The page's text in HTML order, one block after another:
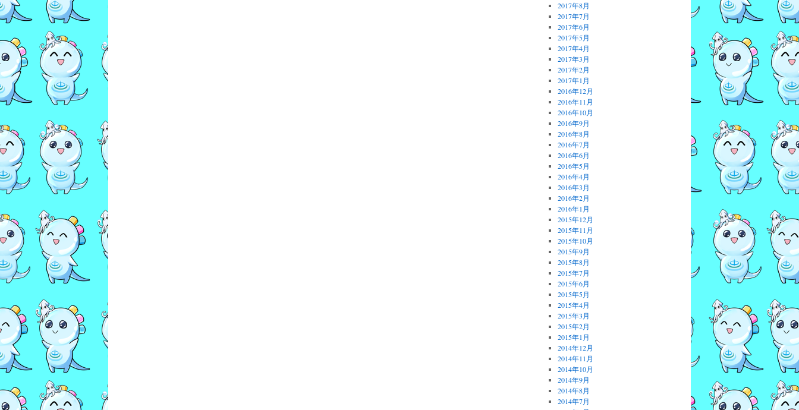
2017年8月
2017年7月
2017年6月
2017年5月
2017年4月
2017年3月
2017年2月
2017年1月
2016年12月
2016年11月
2016年10月
2016年9月
2016年8月
2016年7月
2016年6月
2016年5月
2016年4月
2016年3月
2016年2月
2016年1月
2015年12月
2015年11月
2015年10月
2015年9月
2015年8月
2015年7月
2015年6月
2015年5月
2015年4月
2015年3月
2015年2月
2015年1月
2014年12月
2014年11月
2014年10月
2014年9月
2014年8月
2014年7月